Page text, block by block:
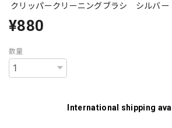
クリッパークリーニングブラシ シルバー
¥880
数量
International shipping